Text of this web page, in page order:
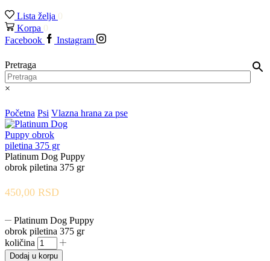
Lista želja 0
Korpa 0
Facebook
Instagram
Pretraga
×
Početna Psi Vlazna hrana za pse
Platinum Dog Puppy
obrok piletina 375 gr
450,00 RSD
Platinum Dog Puppy
obrok piletina 375 gr
količina
Dodaj u korpu